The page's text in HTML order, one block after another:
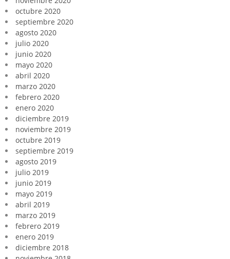
octubre 2020
septiembre 2020
agosto 2020
julio 2020
junio 2020
mayo 2020
abril 2020
marzo 2020
febrero 2020
enero 2020
diciembre 2019
noviembre 2019
octubre 2019
septiembre 2019
agosto 2019
julio 2019
junio 2019
mayo 2019
abril 2019
marzo 2019
febrero 2019
enero 2019
diciembre 2018